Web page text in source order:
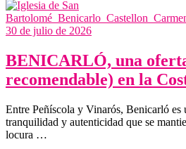
30 de julio de 2026
BENICARLÓ, una
recomendable) en la
Entre Peñíscola y Vinarós, Benicarló es
tranquilidad y autenticidad que se
locura …